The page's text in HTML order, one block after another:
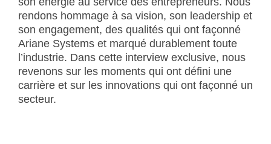
rendons hommage à sa vision, son leadership et
son engagement, des qualités qui ont façonné
Ariane Systems et marqué durablement toute
l’industrie. Dans cette interview exclusive, nous
revenons sur les moments qui ont défini une
carrière et sur les innovations qui ont façonné un
secteur.